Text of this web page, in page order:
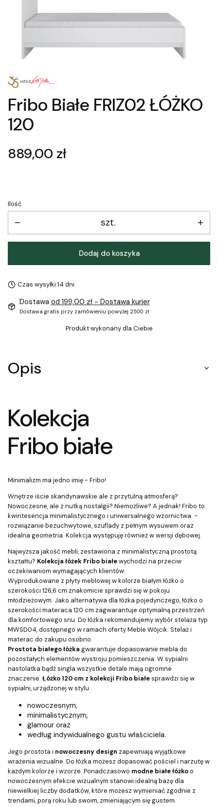
Fribo Białe FRIZ02 ŁÓŻKO
120
Cena
889,00 zł
Ilość
szt.
Dodaj do koszyka
Czas wysyłki:14 dni
Dostawa od 199,00 zł - Dostawa kurier
Dostawa gratis przy zamówieniu powyżej 2500 zł
Produkt wykonany dla Ciebie
Opis
Kolekcja
Fribo białe
Minimalizm ma jedno imię - Fribo!
Wnętrze iście skandynawskie ale z przytulną atmosferą?
Nowoczesne, ale z nutką nostalgii? Niemożliwe? A jednak! Fribo to
kwintesencja minimalistycznego i uniwersalnego wzornictwa -
rozwiązanie bezuchwytowe, szuflady z pełnym wysuwem oraz
idealna geometria. Kolekcja występuję również w wersji dębowej.
Najwyższa jakość mebli, zestawiona z minimalistyczną prostotą
kształtu? Kolekcja łóżek Fribo białewychodzi na przeciw
oczekiwaniom wymagających klientów.
Wyprodukowane z płyty meblowej w kolorze białym łóżko o
szerokości 126,6 cm znakomicie sprawdzi się w pokoju
młodzieżowym. Jako alternatywa dla łóżka pojedynczego, łóżko o
szerokości materaca 120 cm zagwarantuje optymalną przestrzeń
dla komfortowego snu. Do łóżka rekomendujemy wybór stelaża typ
MWSD04, dostępnego w ramach oferty Meble Wójcik. Stelaż i
materac do zakupu osobno.
Prostota białego łóżka gwarantuje dopasowanie mebla do
pozostałych elementów wystroju pomieszczenia. W sypialni
nastolatka bądź singla wszystkie detale mają ogromne
znaczenie. Łóżko 120 cm z kolekcji Fribo białesprawdzi się w
sypialni, urządzonej w stylu
nowoczesnym,
minimalistycznym,
glamour oraz
według indywidualnego gustu właściciela.
Jego prostota i nowoczesny design zapewniają wyjątkowe
wrażenia wizualne. Do łóżka możesz dopasować pościel i narzutę w
każdym kolorze i wzorze. Ponadczasowo modne białe łóżkoo
nowoczesnym efekcie wizualnym stanowi idealną bazę dla
niewielkiej liczby dodatków, które możesz wymieniać zgodnie z
trendami, porą roku lub swoim, zmieniającym się gustem.